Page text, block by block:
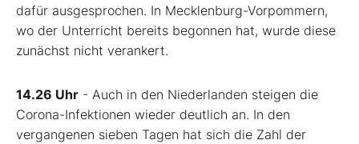
dafür ausgesprochen. In Mecklenburg-Vorpommern,
wo der Unterricht bereits begonnen hat, wurde diese
zunächst nicht verankert.
14.26 Uhr - Auch in den Niederlanden steigen die
Corona-Infektionen wieder deutlich an. In den
vergangenen sieben Tagen hat sich die Zahl der